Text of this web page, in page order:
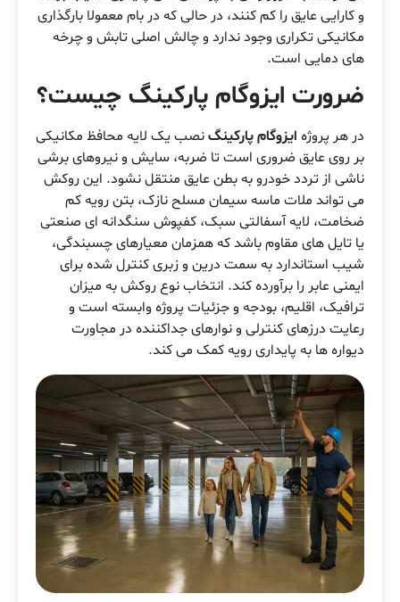
و کارایی عایق را کم کنند، در حالی که در بام معمولا بارگذاری
مکانیکی تکراری وجود ندارد و چالش اصلی تابش و چرخه
های دمایی است.
ضرورت ایزوگام پارکینگ چیست؟
در هر پروژه ایزوگام پارکینگنصب یک لایه محافظ مکانیکی
بر روی عایق ضروری است تا ضربه، سایش و نیروهای برشی
ناشی از تردد خودرو به بطن عایق منتقل نشود. این روکش
می تواند ملات ماسه سیمان مسلح نازک، بتن رویه کم
ضخامت، لایه آسفالتی سبک، کفپوش سنگدانه ای صنعتی
یا تایل های مقاوم باشد که همزمان معیارهای چسبندگی،
شیب استاندارد به سمت درین و زبری کنترل شده برای
ایمنی عابر را برآورده کند. انتخاب نوع روکش به میزان
ترافیک، اقلیم، بودجه و جزئیات پروژه وابسته است و
رعایت درزهای کنترلی و نوارهای جداکننده در مجاورت
دیواره ها به پایداری رویه کمک می کند.